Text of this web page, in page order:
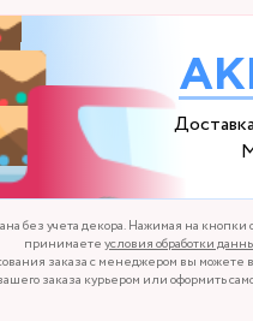
без учета декора. Нажимая на
принимаетеусловия обработки
заказа с менеджером вы можете
заказа курьером или оформить